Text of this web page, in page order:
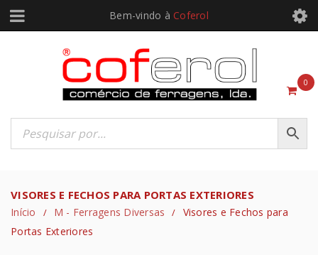
Bem-vindo à Coferol
0
VISORES E FECHOS PARA PORTAS EXTERIORES
Início / M - Ferragens Diversas /
Visores e Fechos para
Portas Exteriores